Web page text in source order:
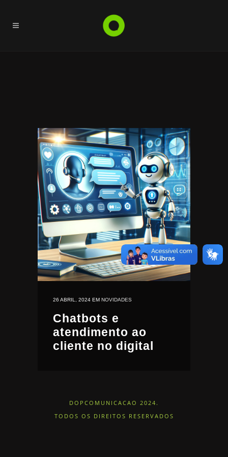
26 ABRIL, 2024 EM NOVIDADES
Chatbots e
atendimento ao
cliente no digital
DOPCOMUNICACAO 2024.
TODOS OS DIREITOS RESERVADOS